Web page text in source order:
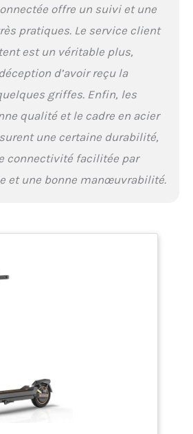
en un format
le rangement en
les transports en commun, sa
pour répondre aux
vie urbaine. 【Système Anti-
Sécurité Trouver mon d’Apple】
pour adultes intègre un
de contrôle de traction (TCS)
le patinage des roues
ou glissantes. Combiné à
mon d’Apple et au
réel grâce à l'application
pour le diagnostic des trajets,
des paramètres et le suivi
L'affichage LED clair
essentielles : vitesse
de batterie et mode de
auto-sensibles et les feux
optimisent la visibilité
sécurité optimale.
offre un suivi et une
pratiques. Le service client
est un véritable plus,
d’avoir reçu la
griffes. Enfin, les
qualité et le cadre en acier
une certaine durabilité,
connectivité facilitée par
et une bonne manœuvrabilité.